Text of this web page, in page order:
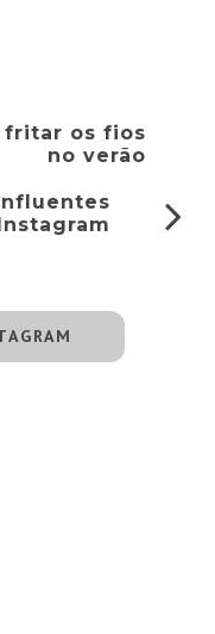
fritar os fios
no verão